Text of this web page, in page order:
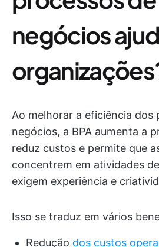
negócios
Ao melhorar a eficiência dos
negócios, a BPA aumenta a
reduz custos e permite que
concentrem em atividades
exigem experiência e
Isso se traduz em vários
Redução dos custos